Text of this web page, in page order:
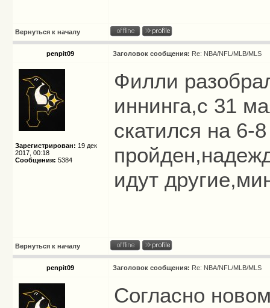
Вернуться к началу
penpit09 Заголовок сообщения: Re: NBA/NFL/MLB/MLS
Зарегистрирован: 19 дек
2017, 00:18
Сообщения: 5384
Филли
иннинга,с 31
скатился на 6-
идут
Вернуться к началу
penpit09 Заголовок сообщения: Re: NBA/NFL/MLB/MLS
Согласно